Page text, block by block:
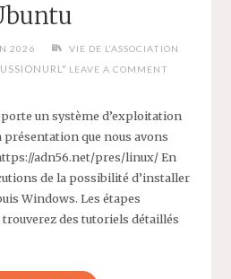
2026 VIE DE L'ASSOCIATION
LEAVE A COMMENT
un système d’exploitation
présentation que nous avons
adn56.net/pres/linux/ En
de la possibilité d’installer
Windows. Les étapes
des tutoriels détaillés